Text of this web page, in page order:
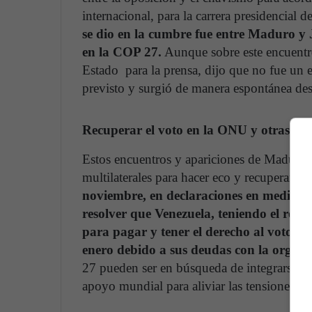
internacional, para la carrera presidencial
se dio en la cumbre fue entre Maduro
en la COP 27. Aunque sobre este
Estado para la prensa, dijo que no fue un
previsto y surgió de manera espontánea
Recuperar el voto en la ONU y otras
Estos encuentros y apariciones de
multilaterales para hacer eco y recuperar
noviembre, en declaraciones en
resolver que Venezuela, teniendo el
para pagar y tener el derecho al voto
enero debido a sus deudas con la
27 pueden ser en búsqueda de integrarse
apoyo mundial para aliviar las tensiones